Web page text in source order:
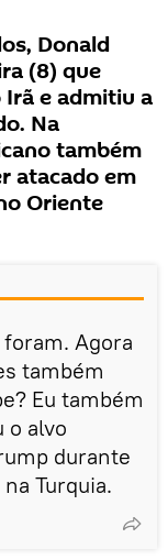
Donald
(8) que
e admitiu a
Na
também
atacado em
Oriente
Agora
também
Eu também
o alvo
durante
Turquia.